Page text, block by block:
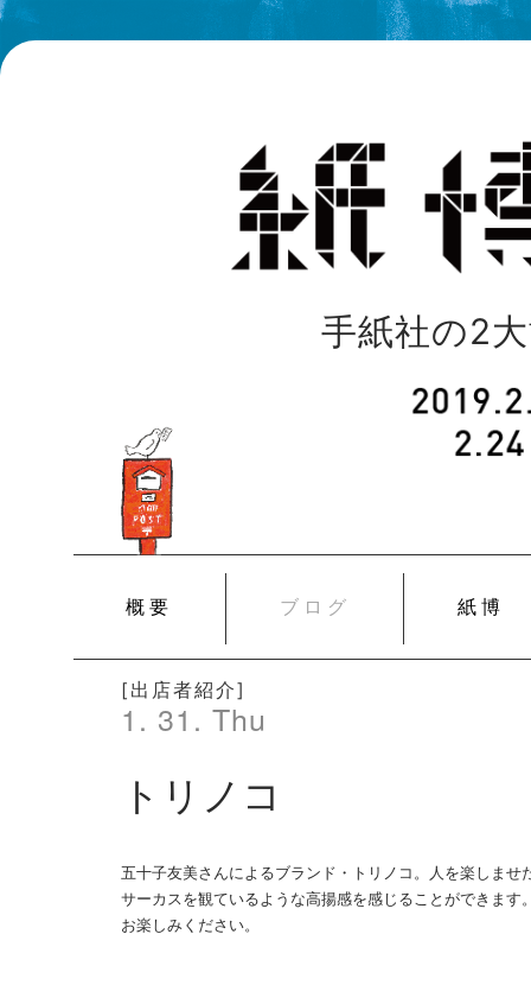
手紙社の2
CONTENT
概要 ブログ 紙博
[出店者紹介]
1. 31. Thu
トリノコ
五十子友美さんによるブランド・トリノコ。人を楽しま
サーカスを観ているような高揚感を感じることができま
お楽しみください。